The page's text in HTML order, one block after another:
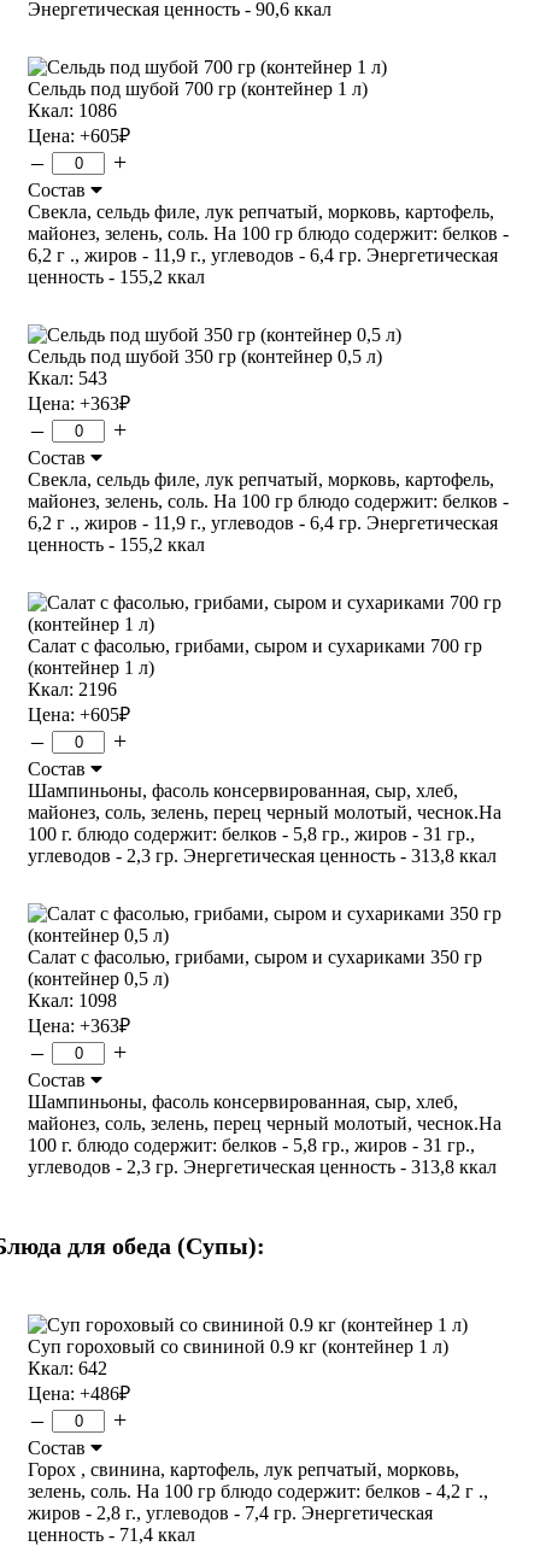
Энергетическая ценность - 90,6 ккал
Сельдь под шубой 700 гр (контейнер 1 л)
Ккал: 1086
Цена: +605₽
– +
Состав
Свекла, сельдь филе, лук репчатый, морковь, картофель,
майонез, зелень, соль. На 100 гр блюдо содержит: белков -
6,2 г ., жиров - 11,9 г., углеводов - 6,4 гр. Энергетическая
ценность - 155,2 ккал
Сельдь под шубой 350 гр (контейнер 0,5 л)
Ккал: 543
Цена: +363₽
– +
Состав
Свекла, сельдь филе, лук репчатый, морковь, картофель,
майонез, зелень, соль. На 100 гр блюдо содержит: белков -
6,2 г ., жиров - 11,9 г., углеводов - 6,4 гр. Энергетическая
ценность - 155,2 ккал
Салат с фасолью, грибами, сыром и сухариками 700 гр
(контейнер 1 л)
Ккал: 2196
Цена: +605₽
– +
Состав
Шампиньоны, фасоль консервированная, сыр, хлеб,
майонез, соль, зелень, перец черный молотый, чеснок.На
100 г. блюдо содержит: белков - 5,8 гр., жиров - 31 гр.,
углеводов - 2,3 гр. Энергетическая ценность - 313,8 ккал
Салат с фасолью, грибами, сыром и сухариками 350 гр
(контейнер 0,5 л)
Ккал: 1098
Цена: +363₽
– +
Состав
Шампиньоны, фасоль консервированная, сыр, хлеб,
майонез, соль, зелень, перец черный молотый, чеснок.На
100 г. блюдо содержит: белков - 5,8 гр., жиров - 31 гр.,
углеводов - 2,3 гр. Энергетическая ценность - 313,8 ккал
для обеда (Супы):
Суп гороховый со свининой 0.9 кг (контейнер 1 л)
Ккал: 642
Цена: +486₽
– +
Состав
Горох , свинина, картофель, лук репчатый, морковь,
зелень, соль. На 100 гр блюдо содержит: белков - 4,2 г .,
жиров - 2,8 г., углеводов - 7,4 гр. Энергетическая
ценность - 71,4 ккал